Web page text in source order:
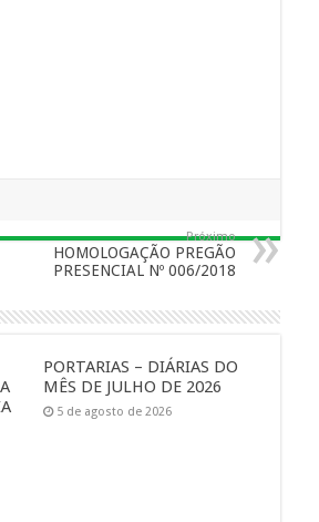
Próximo
HOMOLOGAÇÃO PREGÃO
PRESENCIAL Nº 006/2018
PORTARIAS – DIÁRIAS DO
MÊS DE JULHO DE 2026
5 de agosto de 2026